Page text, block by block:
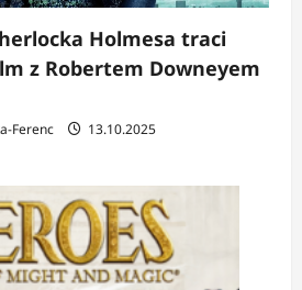
Holmesa traci
z Robertem Downeyem
Ferenc 13.10.2025